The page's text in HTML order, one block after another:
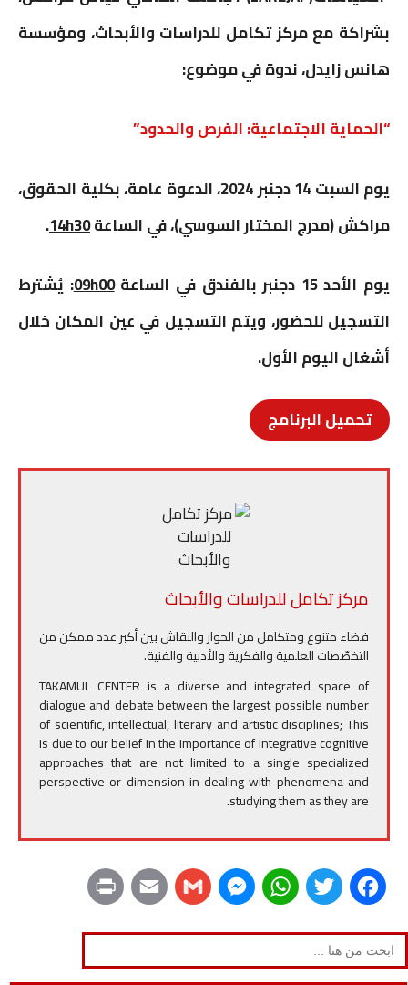
e
b
o
o
t
t
e
r
t
s
A
p
s
e
n
g
r
i
l
l
n
t
بشراكة مع مركز تكامل للدراسات والأبحاث، ومؤسسة
هانسزايدل، ندوة في موضوع:
“الحماية الاجتماعية: الفرص والحدود”
يوم السبت14دجنبر2024، الدعوة عامة، بكلية الحقوق،
مراكش (مدرج المختار السوسي)، في الساعة14h30
.
يوم الأحد15 دجنبر بالفندق في الساعة 09h00
: يُشترط
التسجيل للحضور، ويتم التسجيل في عين المكان خلال
أشغال اليوم الأول.
تحميل البرنامج
مركز تكامل للدراسات والأبحاث
فضاء متنوع ومتكامل من الحوار والنقاش بين أكبر عدد ممكن من
التخصّصات العلمية والفكرية والأدبية والفنية.
TAKAMUL CENTER is a diverse and integrated space of
dialogue and debate between the largest possible number
of scientific, intellectual, literary and artistic disciplines; This
is due to our belief in the importance of integrative cognitive
approaches that are not limited to a single specialized
perspective or dimension in dealing with phenomena and
studying them as they are.
F
a
c
T
w
i
W
h
a
M
e
s
G
m
a
E
m
a
r
i
Search
for: